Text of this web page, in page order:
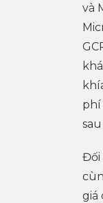
và
phí
Đối
giá